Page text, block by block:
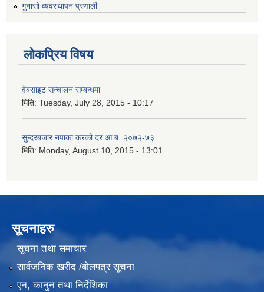
गुनासो व्यवस्थापन प्रणाली
लोकप्रिय विषय
वेबसाइट सन्चालन सम्बन्धमा
मिति: Tuesday, July 28, 2015 - 10:17
सुन्दरबजार नपाका करको दर आ.ब. २०७२-७३
मिति: Monday, August 10, 2015 - 13:01
सूचनाहरु
सूचना तथा समाचार
सार्वजनिक खरीद /बोलपत्र सूचना
एन, कानुन तथा निर्देशिका